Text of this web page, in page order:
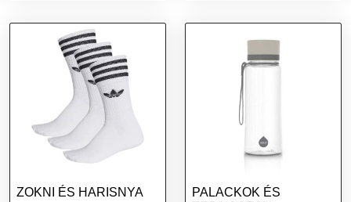
ZOKNI ÉS HARISNYA
PALACKOK ÉS